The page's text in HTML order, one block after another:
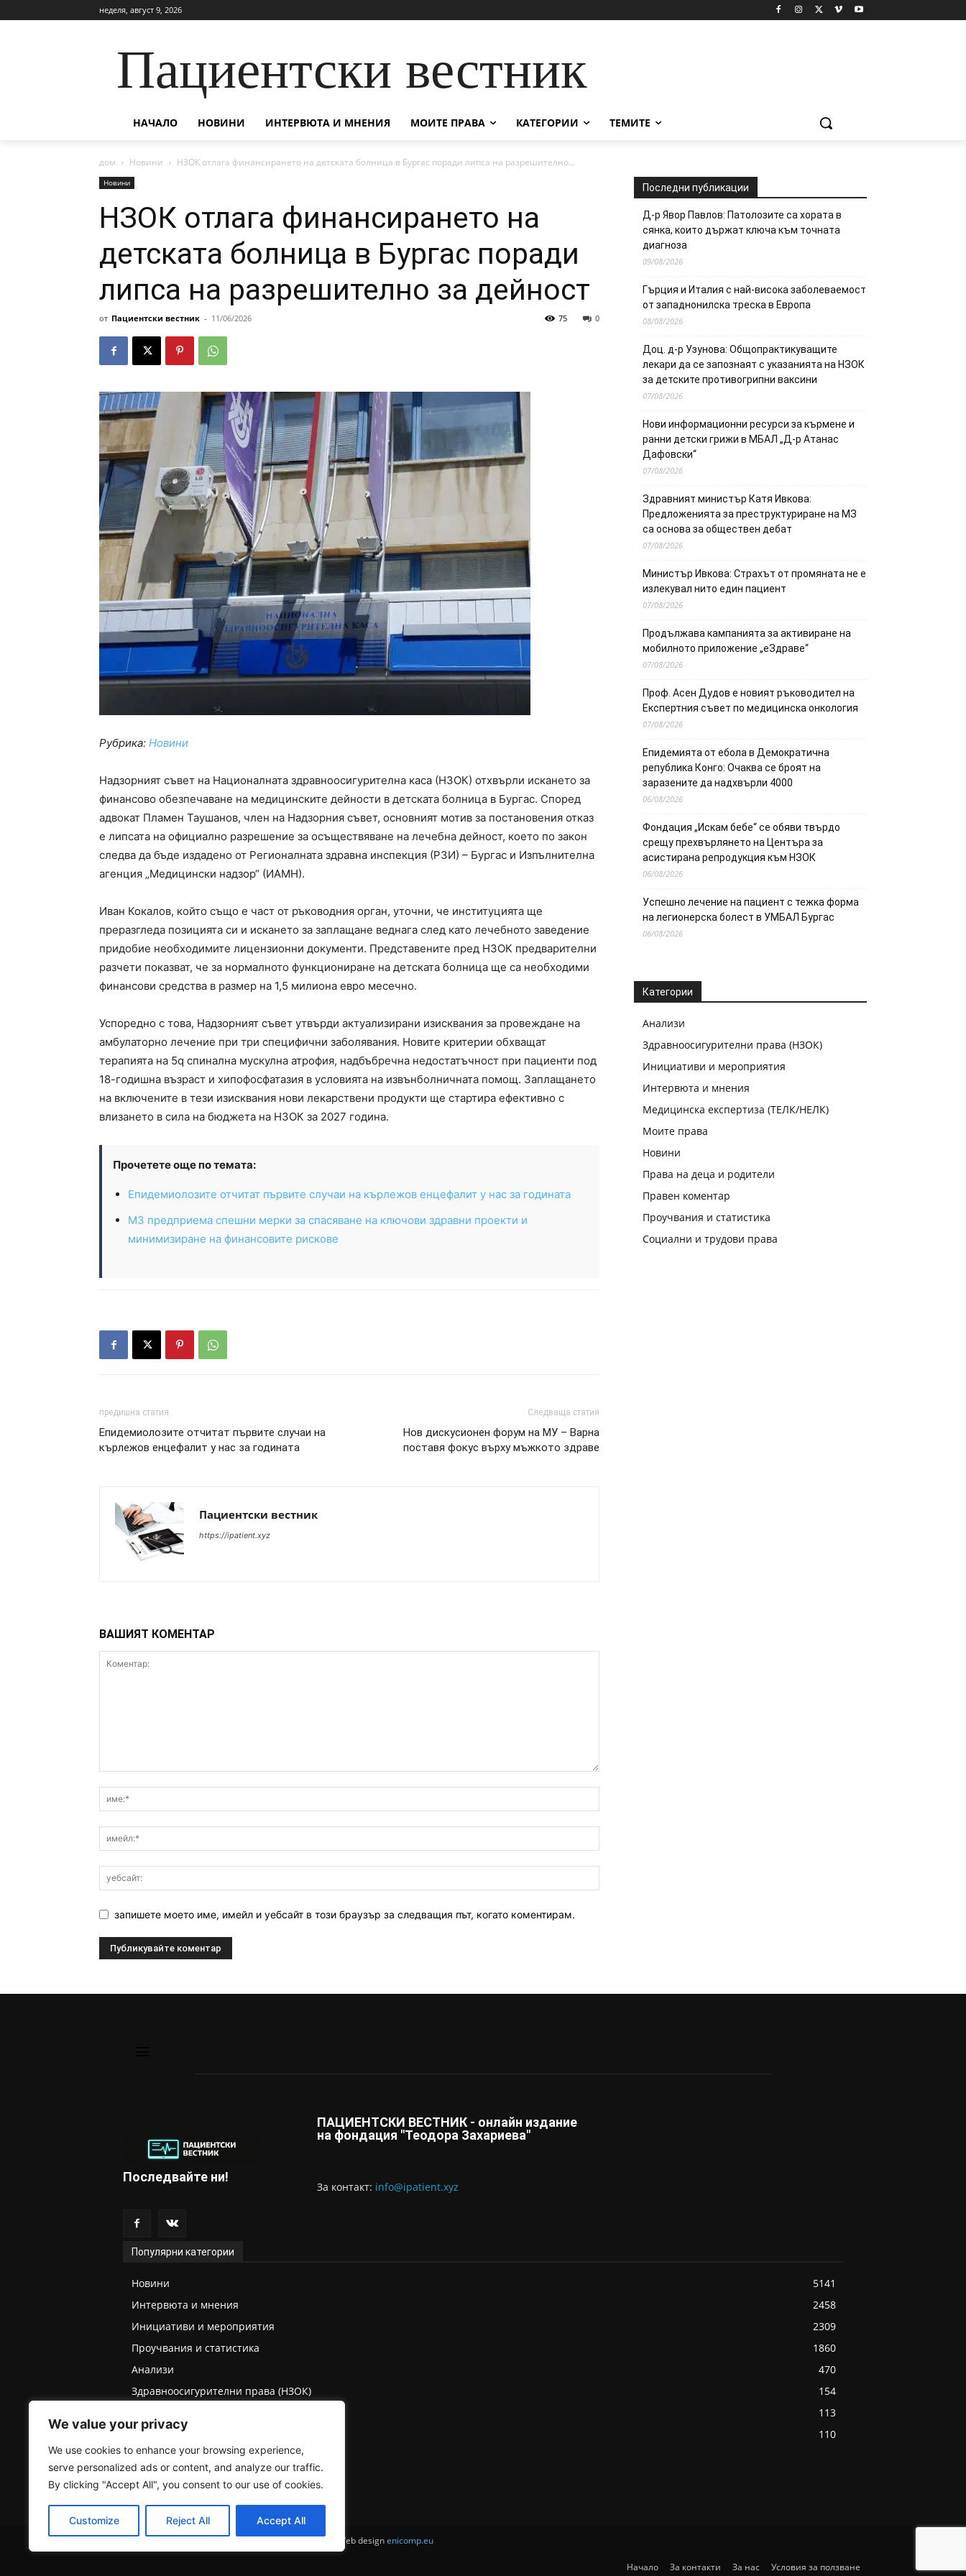
We value your privacy
We use cookies to enhance your browsing experience,
serve personalized ads or content, and analyze our traffic.
By clicking "Accept All", you consent to our use of cookies.
Customize Reject All Accept All
неделя, август 9, 2026
Пациентски вестник
НАЧАЛО НОВИНИ ИНТЕРВЮТА И МНЕНИЯ МОИТЕ ПРАВА КАТЕГОРИИ ТЕМИТЕ
дом Новини НЗОК отлага финансирането на детската болница в Бургас поради липса на разрешително...
Новини
НЗОК отлага финансирането на
детската болница в Бургас поради
липса на разрешително за дейност
от Пациентски вестник - 11/06/2026 0
75
Рубрика: Новини
Надзорният съвет на Националната здравноосигурителна каса (НЗОК) отхвърли искането за
финансово обезпечаване на медицинските дейности в детската болница в Бургас. Според
адвокат Пламен Таушанов, член на Надзорния съвет, основният мотив за постановения отказ
е липсата на официално разрешение за осъществяване на лечебна дейност, което по закон
следва да бъде издадено от Регионалната здравна инспекция (РЗИ) – Бургас и Изпълнителна
агенция „Медицински надзор“ (ИАМН).
Иван Кокалов, който също е част от ръководния орган, уточни, че институцията ще
преразгледа позицията си и искането за заплащане веднага след като лечебното заведение
придобие необходимите лицензионни документи. Представените пред НЗОК предварителни
разчети показват, че за нормалното функциониране на детската болница ще са необходими
финансови средства в размер на 1,5 милиона евро месечно.
Успоредно с това, Надзорният съвет утвърди актуализирани изисквания за провеждане на
амбулаторно лечение при три специфични заболявания. Новите критерии обхващат
терапията на 5q спинална мускулна атрофия, надбъбречна недостатъчност при пациенти под
18-годишна възраст и хипофосфатазия в условията на извънболничната помощ. Заплащането
на включените в тези изисквания нови лекарствени продукти ще стартира ефективно с
влизането в сила на бюджета на НЗОК за 2027 година.
Прочетете още по темата:
Епидемиолозите отчитат първите случаи на кърлежов енцефалит у нас за годината
МЗ предприема спешни мерки за спасяване на ключови здравни проекти и
минимизиране на финансовите рискове
предишна статия
Епидемиолозите отчитат първите случаи на
кърлежов енцефалит у нас за годината
Следваща статия
Нов дискусионен форум на МУ – Варна
поставя фокус върху мъжкото здраве
Пациентски вестник
https://ipatient.xyz
ВАШИЯТ КОМЕНТАР
запишете моето име, имейл и уебсайт в този браузър за следващия път, когато коментирам.
Последни публикации
Д-р Явор Павлов: Патолозите са хората в
сянка, които държат ключа към точната
диагноза
09/08/2026
Гърция и Италия с най-висока заболеваемост
от западнонилска треска в Европа
08/08/2026
Доц. д-р Узунова: Общопрактикуващите
лекари да се запознаят с указанията на НЗОК
за детските противогрипни ваксини
07/08/2026
Нови информационни ресурси за кърмене и
ранни детски грижи в МБАЛ „Д-р Атанас
Дафовски“
07/08/2026
Здравният министър Катя Ивкова:
Предложенията за преструктуриране на МЗ
са основа за обществен дебат
07/08/2026
Министър Ивкова: Страхът от промяната не е
излекувал нито един пациент
07/08/2026
Продължава кампанията за активиране на
мобилното приложение „еЗдраве“
07/08/2026
Проф. Асен Дудов е новият ръководител на
Експертния съвет по медицинска онкология
07/08/2026
Епидемията от ебола в Демократична
република Конго: Очаква се броят на
заразените да надхвърли 4000
06/08/2026
Фондация „Искам бебе“ се обяви твърдо
срещу прехвърлянето на Центъра за
асистирана репродукция към НЗОК
06/08/2026
Успешно лечение на пациент с тежка форма
на легионерска болест в УМБАЛ Бургас
06/08/2026
Категории
Анализи
Здравноосигурителни права (НЗОК)
Инициативи и мероприятия
Интервюта и мнения
Медицинска експертиза (ТЕЛК/НЕЛК)
Моите права
Новини
Права на деца и родители
Правен коментар
Проучвания и статистика
Социални и трудови права
Последвайте ни!
ПАЦИЕНТСКИ ВЕСТНИК - онлайн издание
на фондация "Теодора Захариева"
За контaкт: info@ipatient.xyz
Популярни категории
Новини
5141
Интервюта и мнения
2458
Инициативи и мероприятия
2309
Проучвания и статистика
1860
Анализи
470
Здравноосигурителни права (НЗОК)
154
113
Медицинска експертиза (ТЕЛК/НЕЛК)
110
2025 © Пациентски вестник. Всички права запазени . Web designenicomp.eu
Начало За контакти За нас Условия за ползване